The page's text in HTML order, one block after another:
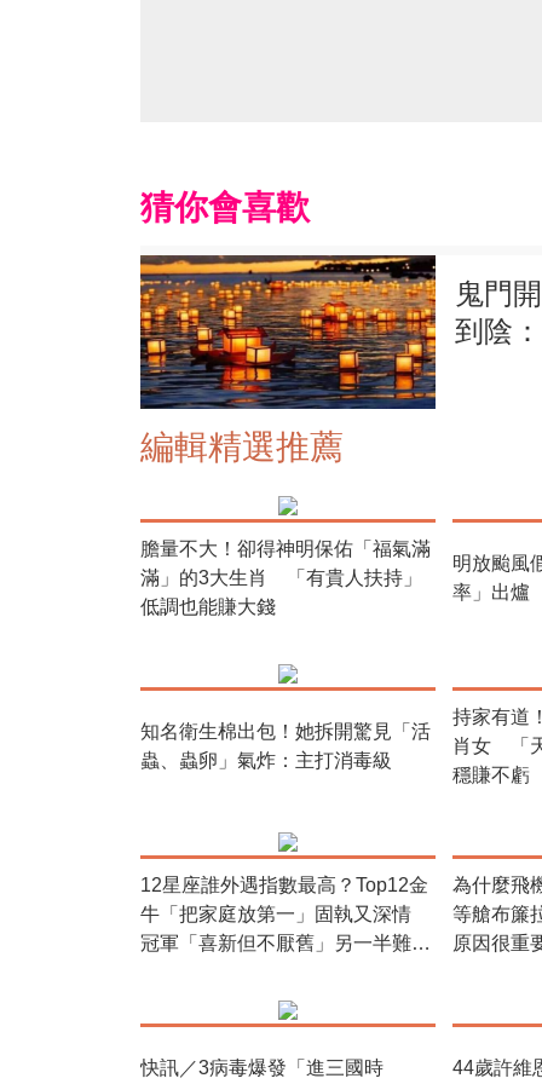
猜你會喜歡
鬼門
到陰
編輯精選推薦
膽量不大！卻得神明保佑「福氣滿
滿」的3大生肖 「有貴人扶持」
低調也能賺大錢
明放颱風
率」出爐
知名衛生棉出包！她拆開驚見「活
蟲、蟲卵」氣炸：主打消毒級
持家有道
肖女 「
穩賺不虧
12星座誰外遇指數最高？Top12金
牛「把家庭放第一」固執又深情
冠軍「喜新但不厭舊」另一半難發
為什麼飛
等艙布簾
原因很重
快訊／3病毒爆發「進三國時 44歲許維